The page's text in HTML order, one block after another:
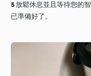
放鬆休息並且等待您的
已準備好了。